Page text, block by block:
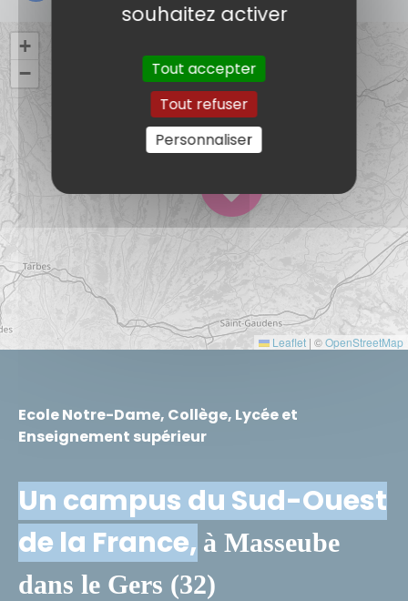
+
−
Leaflet | ©OpenStreetMap
Ecole Notre-Dame, Collège, Lycée et
Enseignement supérieur
Un campus du Sud-Ouest
de la France, à Masseube
dans le Gers (32)
souhaitez activer
Tout accepter
Tout refuser
Personnaliser